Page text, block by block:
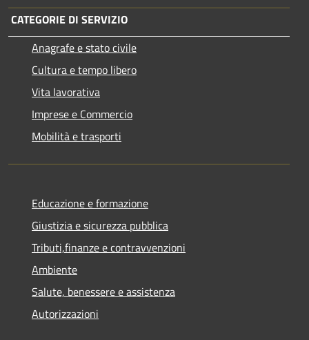
CATEGORIE DI SERVIZIO
Anagrafe e stato civile
Cultura e tempo libero
Vita lavorativa
Imprese e Commercio
Mobilità e trasporti
Educazione e formazione
Giustizia e sicurezza pubblica
Tributi,finanze e contravvenzioni
Ambiente
Salute, benessere e assistenza
Autorizzazioni